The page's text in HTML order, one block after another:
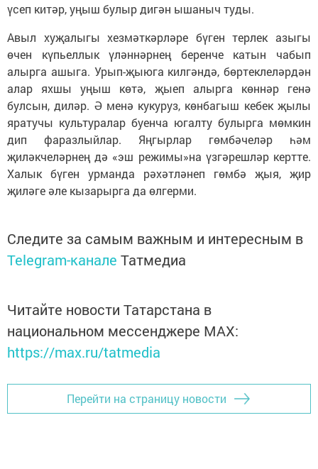
үсеп китәр, уңыш булыр дигән ышаныч туды.
Авыл хуҗалыгы хезмәткәрләре бүген терлек азыгы
өчен күпьеллык үләннәрнең беренче катын чабып
алырга ашыга. Урып-җыюга килгәндә, бөртеклеләрдән
алар яхшы уңыш көтә, җыеп алырга көннәр генә
булсын, диләр. Ә менә кукуруз, көнбагыш кебек җылы
яратучы культуралар буенча югалту булырга мөмкин
дип фаразлыйлар. Яңгырлар гөмбәчеләр һәм
җиләкчеләрнең дә «эш режимы»на үзгәрешләр кертте.
Халык бүген урманда рәхәтләнеп гөмбә җыя, җир
җиләге әле кызарырга да өлгерми.
Следите за самым важным и интересным в
Telegram-канале Татмедиа
Читайте новости Татарстана в
национальном мессенджере MАХ:
https://max.ru/tatmedia
Перейти на страницу новости